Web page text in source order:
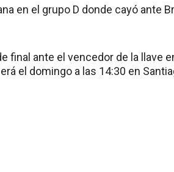
en el grupo D donde cayó ante
final ante el vencedor de la llave
el domingo a las 14:30 en